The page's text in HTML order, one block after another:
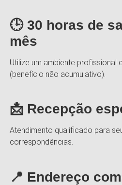
🕒 30 horas de
mês
Utilize um ambiente profissional
(benefício não acumulativo).
📩 Recepção
Atendimento qualificado para
correspondências.
📍 Endereço